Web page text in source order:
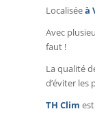
Localiséeà
Avec
faut !
La qualité
d’éviter les
TH Clim